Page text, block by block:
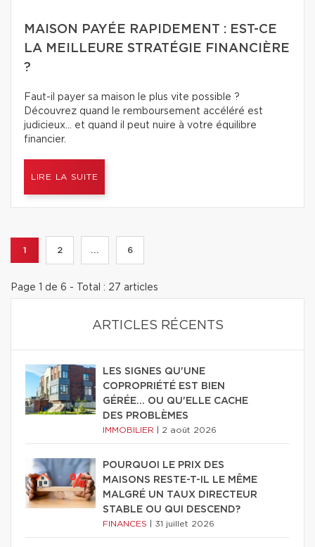
MAISON PAYÉE RAPIDEMENT : EST-CE
LA MEILLEURE STRATÉGIE FINANCIÈRE
?
Faut-il payer sa maison le plus vite possible ?
Découvrez quand le remboursement accéléré est
judicieux… et quand il peut nuire à votre équilibre
financier.
LIRE LA SUITE
1 2 ... 6
Page 1 de 6 - Total : 27 articles
ARTICLES RÉCENTS
LES SIGNES QU'UNE
COPROPRIÉTÉ EST BIEN
GÉRÉE… OU QU'ELLE CACHE
DES PROBLÈMES
IMMOBILIER 2 août 2026
POURQUOI LE PRIX DES
MAISONS RESTE-T-IL LE MÊME
MALGRÉ UN TAUX DIRECTEUR
STABLE OU QUI DESCEND?
FINANCES 31 juillet 2026